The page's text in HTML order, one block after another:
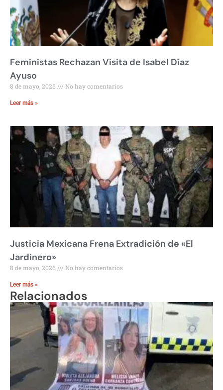
Feministas Rechazan Visita de Isabel Díaz
Ayuso
8 de mayo, 2026 No hay comentarios
Leer más »
Justicia Mexicana Frena Extradición de «El
Jardinero»
8 de mayo, 2026 No hay comentarios
Leer más »
Relacionados